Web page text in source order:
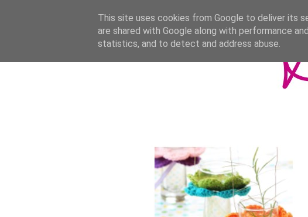
This site uses cookies from Google to deliver its
are shared with Google along with performance
statistics, and to detect and address abuse.